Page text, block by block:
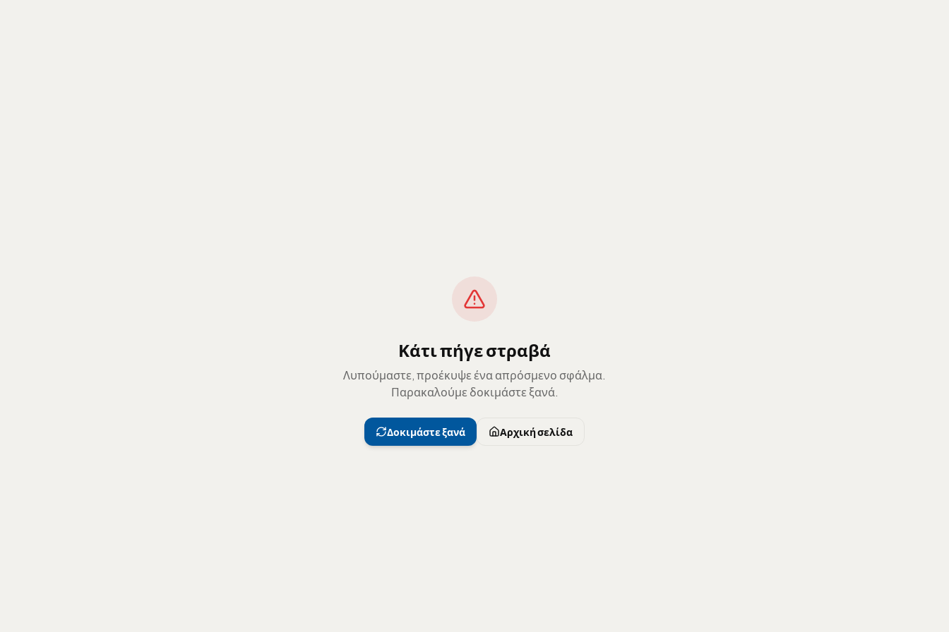
Κάτι πήγε στραβά
Λυπούμαστε, προέκυψε ένα απρόσμενο σφάλμα.
Παρακαλούμε δοκιμάστε ξανά.
Δοκιμάστε ξανά Αρχική σελίδα